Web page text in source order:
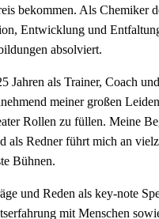
bekommen. Als Chemiker
Entwicklung und
absolviert.
Jahren als Trainer, Coach
meiner großen
Rollen zu füllen. Meine
als Redner führt mich an
Bühnen.
und Reden als key-note
mit Menschen